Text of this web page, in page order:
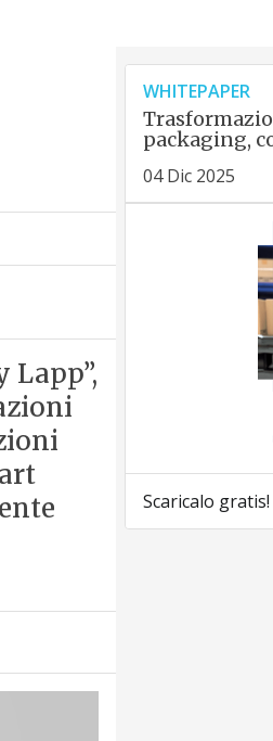
Lapp”,
WHITEPAPER
packaging,
04 Dic 2025
Scaricalo gratis!